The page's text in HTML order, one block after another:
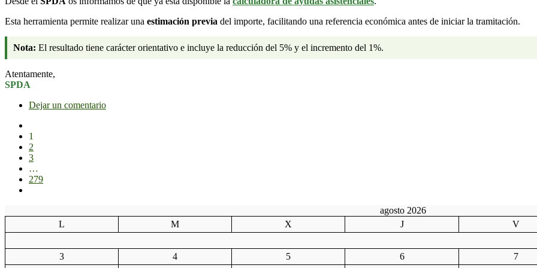
Esta herramienta permite realizar una estimación previa del importe, facilitando una referencia económica antes de iniciar la tramitación.
Nota: El resultado tiene carácter orientativo e incluye la reducción del 5% y el incremento del 1%.
Atentamente,
SPDA
Dejar un comentario
1
2
3
…
279
agosto 2026
L
M X J V
3
4 5 6 7